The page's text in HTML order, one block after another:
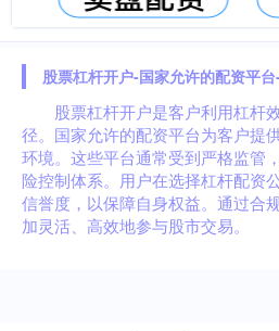
股票杠杆开户-国家允许的配资平
股票杠杆开户是客户利用杠杆
径。国家允许的配资平台为客户提
环境。这些平台通常受到严格监管
险控制体系。用户在选择杠杆配资
信誉度，以保障自身权益。通过合
加灵活、高效地参与股市交易。